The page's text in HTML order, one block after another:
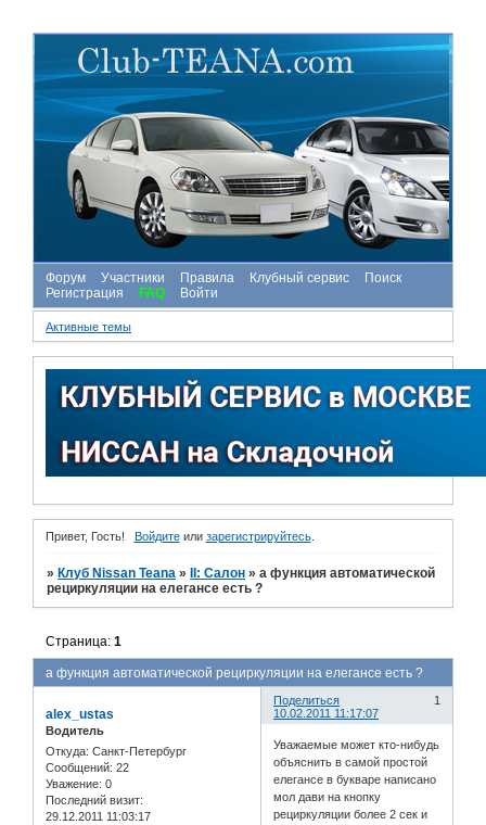
Форум Участники Правила Клубный сервис
Поиск
Регистрация
FAQ Войти
Активные темы
Привет, Гость! Войдитеили зарегистрируйтесь.
» Клуб Nissan Teana » II: Салон »а функция автоматической
рециркуляции на елегансе есть ?
а функция автоматической рециркуляции на елегансе есть ?
Страница:1
Поделиться
1
10.02.2011 11:17:07
alex_ustas
Водитель
Откуда: Санкт-Петербург
Сообщений: 22
Уважение: 0
Последний визит:
29.12.2011 11:03:17
Уважаемые может кто-нибудь
объяснить в самой простой
елегансе в букваре написано
мол дави на кнопку
рециркуляции более 2 сек и